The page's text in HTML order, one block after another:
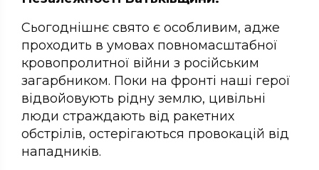
Сьогоднішнє свято є особливим, адже
проходить в умовах повномасштабної
кровопролитної війни з російським
загарбником. Поки на фронті наші герої
відвойовують рідну землю, цивільні
люди страждають від ракетних
обстрілів, остерігаються провокацій від
нападників.